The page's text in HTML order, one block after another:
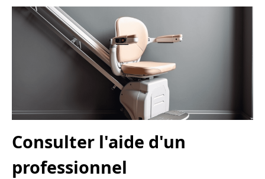
Consulter l'aide d'un
professionnel